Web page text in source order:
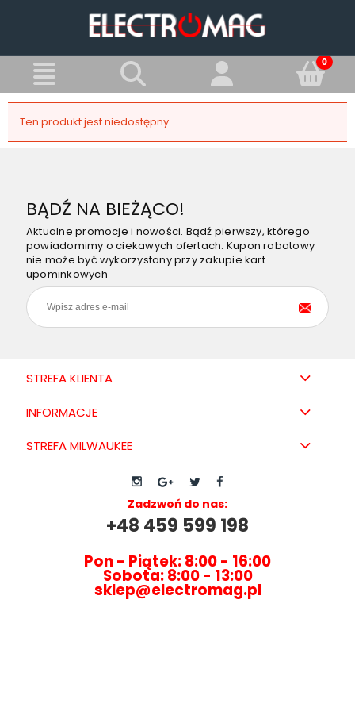
Ten produkt jest niedostępny.
BĄDŹ NA BIEŻĄCO!
Aktualne promocje i nowości. Bądź pierwszy, którego
powiadomimy o ciekawych ofertach. Kupon rabatowy
nie może być wykorzystany przy zakupie kart
upominkowych
STREFA KLIENTA
INFORMACJE
STREFA MILWAUKEE
Zadzwoń do nas:
+48 459 599 198
Pon - Piątek: 8:00 - 16:00
Sobota: 8:00 - 13:00
sklep@electromag.pl